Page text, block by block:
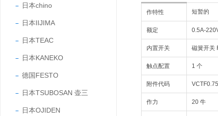
日本chino
日本IIJIMA
日本TEAC
日本KANEKO
德国FESTO
日本TSUBOSAN 壶三
日本OJIDEN
作特性 短暂的
额定 0.5A-
内置开关 磁簧开关
触点配置 1 个
附件代码
作力 20 牛